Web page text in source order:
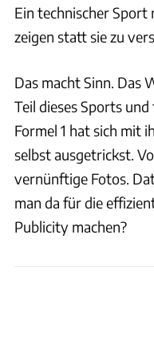
Ein technischer Sport
zeigen statt sie zu
Das macht Sinn. Das
Teil dieses Sports
Formel 1 hat sich mit
selbst ausgetrickst.
vernünftige Fotos.
man da für die
Publicity machen?